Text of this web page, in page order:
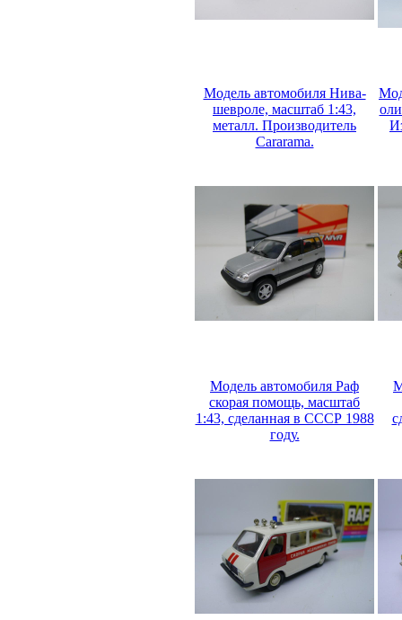
Модель автомобиля Нива-
шевроле, масштаб 1:43,
металл. Производитель
Cararama.
Модель автомобиля Раф
скорая помощь, масштаб
1:43, сделанная в СССР 1988
году.